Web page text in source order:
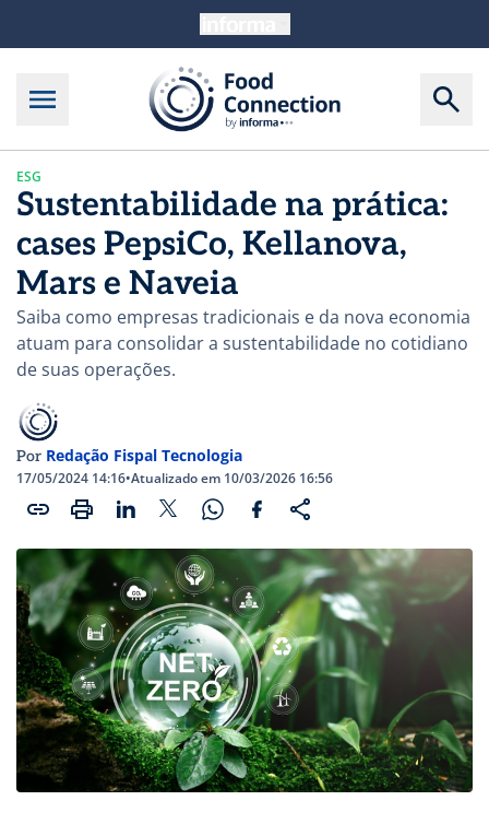
ESG
Sustentabilidade na prática:
cases PepsiCo, Kellanova,
Mars e Naveia
Saiba como empresas tradicionais e da nova economia
atuam para consolidar a sustentabilidade no cotidiano
de suas operações.
Por Redação Fispal Tecnologia
17/05/2024 14:16•Atualizado em 10/03/2026 16:56